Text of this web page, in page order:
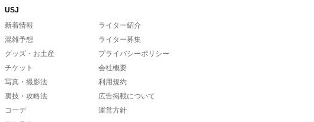
USJ
新着情報
混雑予想
グッズ・お土産
チケット
写真・撮影法
裏技・攻略法
コーデ
ライター紹介
ライター募集
プライバシーポリシー
会社概要
利用規約
広告掲載について
運営方針